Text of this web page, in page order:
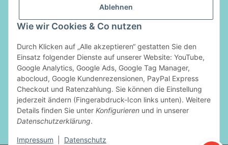
Ablehnen
Wie wir Cookies & Co nutzen
Durch Klicken auf „Alle akzeptieren“ gestatten Sie den
Einsatz folgender Dienste auf unserer Website: YouTube,
Google Analytics, Google Ads, Google Tag Manager,
abocloud, Google Kundenrezensionen, PayPal Express
Checkout und Ratenzahlung. Sie können die Einstellung
jederzeit ändern (Fingerabdruck-Icon links unten). Weitere
Details finden Sie unter Konfigurieren und in unserer
Datenschutzerklärung.
Impressum Datenschutz
Zahlungsarten